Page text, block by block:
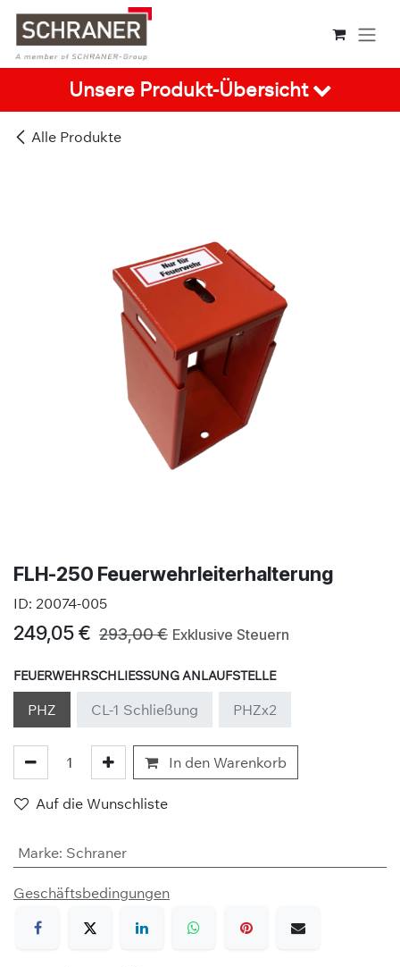
Zum Inhalt springen
Unsere Produkt-Übersicht
Alle Produkte
FLH-250 Feuerwehrleiterhalterung
ID: 20074-005
249,05€ 293,00€ Exklusive Steuern
FEUERWEHRSCHLIESSUNG ANLAUFSTELLE
PHZ CL-1 Schließung PHZx2
In den Warenkorb
Auf die Wunschliste
Marke: Schraner
Geschäftsbedingungen